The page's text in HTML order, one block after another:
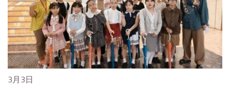
3月3日